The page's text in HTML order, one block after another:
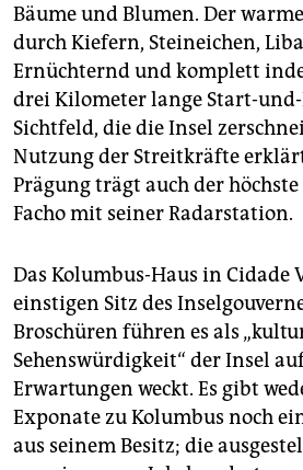
Bäume und Blumen. Der
durch Kiefern, Steineichen,
Ernüchternd und komplett
drei Kilometer lange Start-
Sichtfeld, die die Insel
Nutzung der Streitkräfte
Prägung trägt auch der
Facho mit seiner Radarstation.
Das Kolumbus-Haus in Cidade
einstigen Sitz des
Broschüren führen es als
Sehenswürdigkeit“ der Insel
Erwartungen weckt. Es gibt
Exponate zu Kolumbus noch
aus seinem Besitz; die